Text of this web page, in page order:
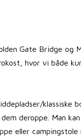
Gate Bridge og
hvor vi både
klassiske
deroppe. Man
eller campingstole